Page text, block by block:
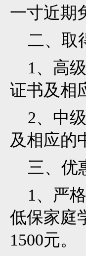
一寸近期
二、取
1、高级
证书及相
2、中级
及相应的
三、优
1、严格
低保家庭
1500元。